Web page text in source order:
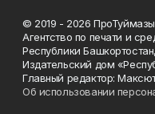
© 2019 - 2026
Агентство по печати и
Республики
Издательский дом
Главный редактор:
Об использовании